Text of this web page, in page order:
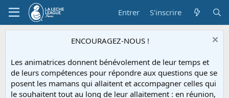
Entrer S'inscrire
ENCOURAGEZ-NOUS !
Les animatrices donnent bénévolement de leur temps et
de leurs compétences pour répondre aux questions que se
posent les mamans qui allaitent et accompagner celles qui
le souhaitent tout au long de leur allaitement : en réunion,